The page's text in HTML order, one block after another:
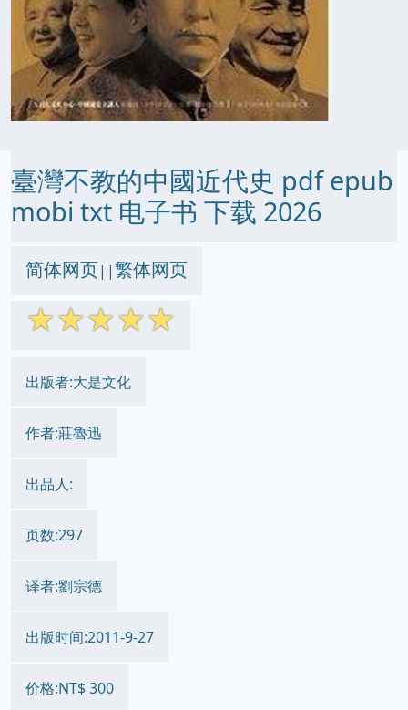
臺灣不教的中國近代史 pdf epub
mobi txt 电子书 下载 2026
简体网页||繁体网页
☆☆☆☆☆
出版者:大是文化
作者:莊魯迅
出品人:
页数:297
译者:劉宗德
出版时间:2011-9-27
价格:NT$ 300